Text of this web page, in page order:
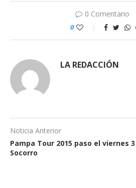
0 Comentario
0
LA REDACCIÓN
Noticia Anterior
Pampa Tour 2015 paso el viernes
Socorro